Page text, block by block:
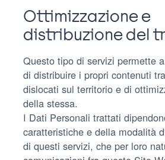
Ottimizzazione e
distribuzione del
Questo tipo di servizi permette
di distribuire i propri contenuti
dislocati sul territorio e di
della stessa.
I Dati Personali trattati
caratteristiche e della modalità
di questi servizi, che per loro